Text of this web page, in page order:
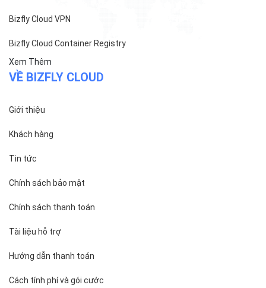
Bizfly Cloud VPN
Bizfly Cloud Container Registry
Xem Thêm
VỀ BIZFLY CLOUD
Giới thiệu
Khách hàng
Tin tức
Chính sách bảo mật
Chính sách thanh toán
Tài liệu hỗ trợ
Hướng dẫn thanh toán
Cách tính phí và gói cước